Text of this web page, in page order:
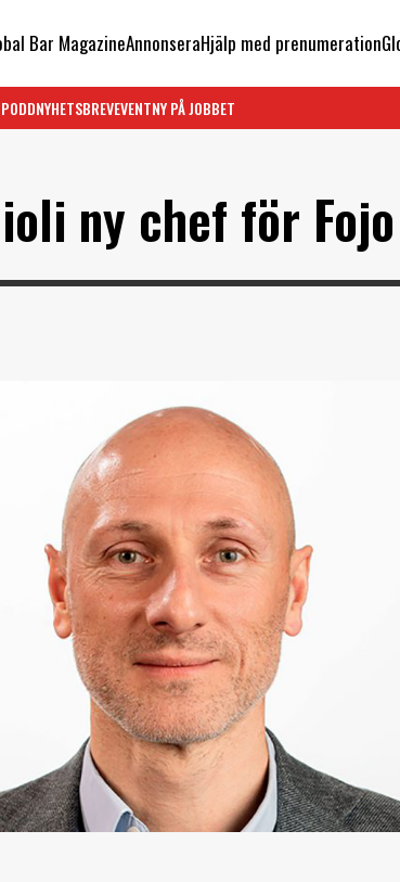
Bar MagazineAnnonseraHjälp med prenumeration
NYHETSBREVEVENTNY PÅ JOBBET
ny chef för Fojo